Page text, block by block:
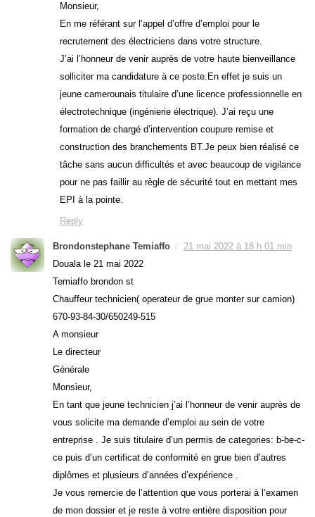
Monsieur,
En me référant sur l’appel d’offre d’emploi pour le
recrutement des électriciens dans votre structure.
J’ai l’honneur de venir auprès de votre haute bienveillance
solliciter ma candidature à ce poste.En effet je suis un
jeune camerounais titulaire d’une licence professionnelle en
électrotechnique (ingénierie électrique). J’ai reçu une
formation de chargé d’intervention coupure remise et
construction des branchements BT.Je peux bien réalisé ce
tâche sans aucun difficultés et avec beaucoup de vigilance
pour ne pas faillir au règle de sécurité tout en mettant mes
EPI à la pointe.
Reply
Brondonstephane Temiaffo
21 mai 2022 à 18 h 01 min
Douala le 21 mai 2022
Temiaffo brondon st
Chauffeur technicien( operateur de grue monter sur camion)
670-93-84-30/650249-515
A monsieur
Le directeur
Générale
Monsieur,
En tant que jeune technicien j’ai l’honneur de venir auprès de
vous solicite ma demande d’emploi au sein de votre
entreprise . Je suis titulaire d’un permis de categories: b-be-c-
ce puis d’un certificat de conformité en grue bien d’autres
diplômes et plusieurs d’années d’expérience .
Je vous remercie de l’attention que vous porterai à l’examen
de mon dossier et je reste à votre entière disposition pour